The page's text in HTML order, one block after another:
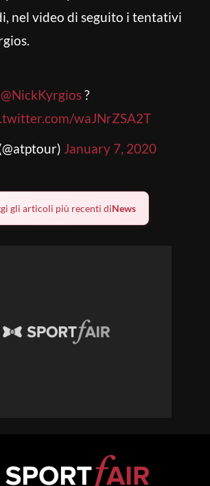
nel video di seguito i tentativi
@NickKyrgios?
waJNrZSA2T
January 7, 2020
gli articoli più recenti diNews